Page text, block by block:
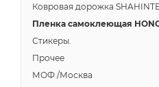
Ковровая дорожка
Пленка самоклеющая
Стикеры.
Прочее
МОФ /Москва